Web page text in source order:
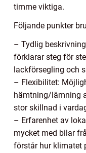
timme viktiga.
Följande punkter
– Tydlig
förklarar steg för
lackförsegling och
– Flexibilitet:
hämtning/lämning
stor skillnad i
– Erfarenhet av
mycket med bilar
förstår hur klimatet